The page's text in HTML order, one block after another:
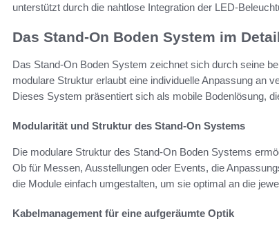
unterstützt durch die nahtlose Integration der LED-
Das Stand-On Boden System im
Das Stand-On Boden System zeichnet sich durch seine
modulare Struktur erlaubt eine individuelle Anpassung an
Dieses System präsentiert sich als mobile Bodenlösung,
Modularität und Struktur des Stand-On Systems
Die modulare Struktur des Stand-On Boden Systems
Ob für Messen, Ausstellungen oder Events, die
die Module einfach umgestalten, um sie optimal an die
Kabelmanagement für eine aufgeräumte Optik